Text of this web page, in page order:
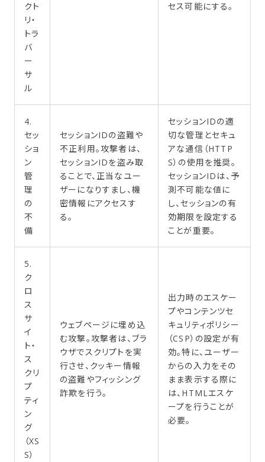
クト
リ・
トラ
バ
ー
サ
ル
セス可能にする。
4.
セッ
ショ
ン
管
理
の
不
備
セッションIDの盗難や
不正利用。攻撃者は、
セッションIDを盗み取
ることで、正当なユー
ザーになりすまし、機
密情報にアクセスす
る。
セッションIDの適
切な管理とセキュ
アな通信（HTTP
S）の使用を推奨。
セッションIDは、予
測不可能な値に
し、セッションの有
効期限を設定する
ことが重要。
5.
ク
ロ
ス
サ
イ
ト・
ス
クリ
プ
ティ
ン
グ
（XS
S）
ウェブページに埋め込
む攻撃。攻撃者は、ブラ
ウザでスクリプトを実
行させ、クッキー情報
の盗難やフィッシング
詐欺を行う。
出力時のエスケー
プやコンテンツセ
キュリティポリシー
（CSP）の設定が有
効。特に、ユーザー
からの入力をその
まま表示する際に
は、HTMLエスケ
ープを行うことが
必要。